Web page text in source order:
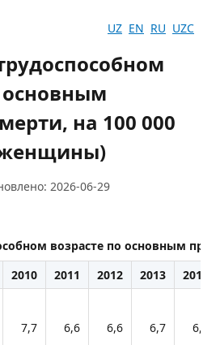
UZ EN RU UZC
основным
на 100 000
2026-06-29
возрасте по основным
2010 2011 2012 2013
2014
7,7 6,6 6,6 6,7 6,1